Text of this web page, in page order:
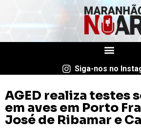
Siga-nos no
AGED realiza testes
em aves em Porto
José de Ribamar e